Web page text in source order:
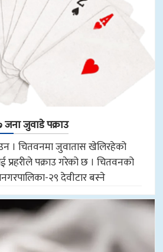
जना जुवाडे पक्राउ
। चितवनमा जुवातास खेलिरहेको
प्रहरीले पक्राउ गरेको छ । चितवनको
२९ देवीटार बस्ने